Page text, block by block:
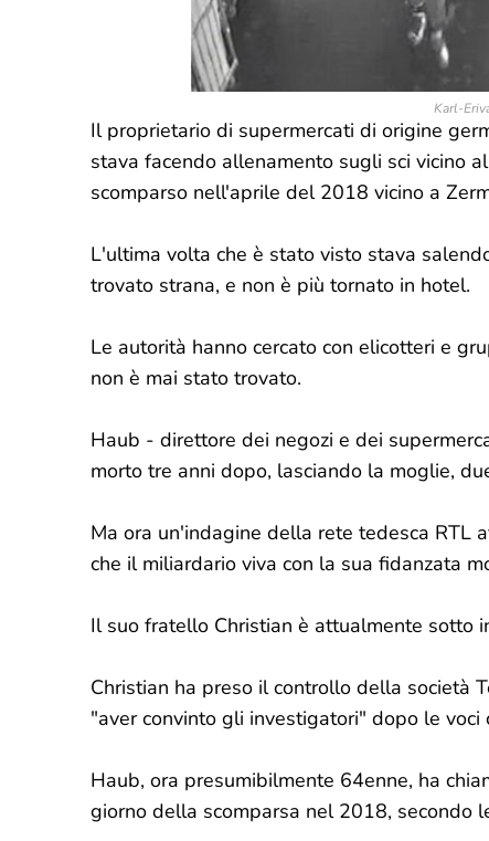
Karl-
Il proprietario di supermercati di origine
stava facendo allenamento sugli sci vicino
scomparso nell'aprile del 2018 vicino a
L'ultima volta che è stato visto stava
trovato strana, e non è più tornato in hotel.
Le autorità hanno cercato con elicotteri e
non è mai stato trovato.
Haub - direttore dei negozi e dei
morto tre anni dopo, lasciando la moglie,
Ma ora un'indagine della rete tedesca RTL
che il miliardario viva con la sua fidanzata
Il suo fratello Christian è attualmente sotto
Christian ha preso il controllo della società
"aver convinto gli investigatori" dopo le
Haub, ora presumibilmente 64enne, ha
giorno della scomparsa nel 2018, secondo